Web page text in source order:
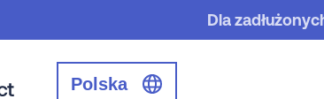
Dla
Polska